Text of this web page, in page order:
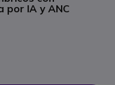
por IA y ANC